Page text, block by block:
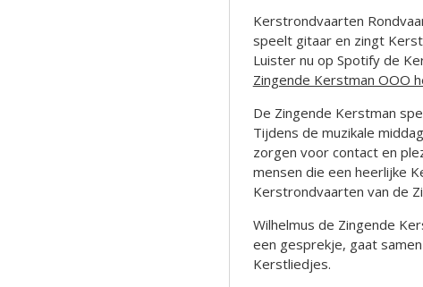
Kerstrondvaarten
speelt gitaar en zingt
Luister nu op Spotify de
Zingende Kerstman OOO
De Zingende Kerstman
Tijdens de muzikale
zorgen voor contact en
mensen die een heerlijke
Kerstrondvaarten van de
Wilhelmus de Zingende
een gesprekje, gaat
Kerstliedjes.